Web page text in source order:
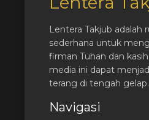
Lentera Takjub adalah
sederhana untuk
firman Tuhan dan
media ini dapat
terang di tengah gelap.
Navigasi